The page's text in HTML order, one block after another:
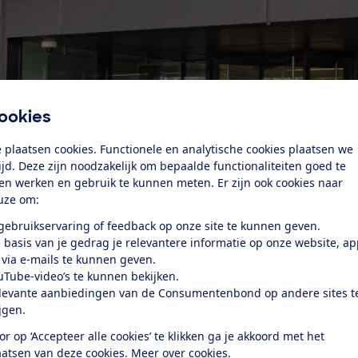
plaatsen cookies. Functionele en analytische cookies plaatsen we
Deze zijn noodzakelijk om bepaalde functionaliteiten goed te
werken en gebruik te kunnen meten. Er zijn ook cookies naar
om:
of feedback op onze site te kunnen geven.
basis van je gedrag je relevantere informatie op onze website,
e-mails te kunnen geven.
video’s te kunnen bekijken.
aanbiedingen van de Consumentenbond op andere sites
op ‘Accepteer alle cookies’ te klikken ga je akkoord met het
van deze cookies. Meer over cookies.
in een pakket. Zitten er in een pakket 5 T-shirts dan
er een horloge en een T-shirt in een pakket dan zijn dat 2
heffing €6.
het belangrijk dat consumenten vooraf weten welke
worden geconfronteerd met de heffing, bijvoorbeeld
of via een rekening. Gebeurt dat toch? Dan kunnen
bij Meldpunt Eerlijk .